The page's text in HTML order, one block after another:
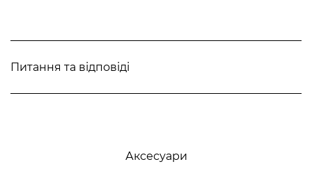
Питання та відповіді
Аксесуари